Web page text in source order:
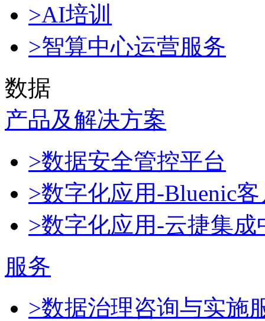
>AI培训
>智算中心运营服务
数据
产品及解决方案
>数据安全管控平台
>数字化应用-Bluenic
>数字化应用-云捷集成
服务
>数据治理咨询与实施